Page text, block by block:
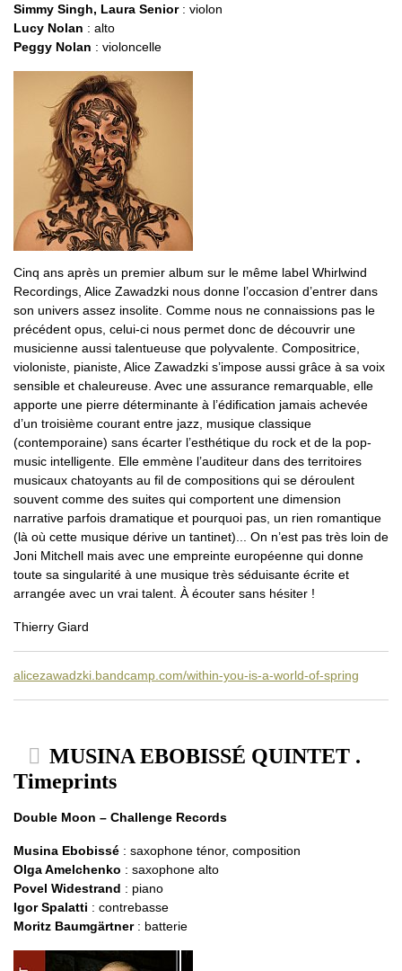
Simmy Singh, Laura Senior: violon
Lucy Nolan : alto
Peggy Nolan : violoncelle
Cinq ans après un premier album sur le même label Whirlwind
Recordings, Alice Zawadzki nous donne l’occasion d’entrer dans
son univers assez insolite. Comme nous ne connaissions pas le
précédent opus, celui-ci nous permet donc de découvrir une
musicienne aussi talentueuse que polyvalente. Compositrice,
violoniste, pianiste, Alice Zawadzki s’impose aussi grâce à sa voix
sensible et chaleureuse. Avec une assurance remarquable, elle
apporte une pierre déterminante à l’édification jamais achevée
d’un troisième courant entre jazz, musique classique
(contemporaine) sans écarter l’esthétique du rock et de la pop-
music intelligente. Elle emmène l’auditeur dans des territoires
musicaux chatoyants au fil de compositions qui se déroulent
souvent comme des suites qui comportent une dimension
narrative parfois dramatique et pourquoi pas, un rien romantique
(là où cette musique dérive un tantinet)... On n’est pas très loin de
Joni Mitchell mais avec une empreinte européenne qui donne
toute sa singularité à une musique très séduisante écrite et
arrangée avec un vrai talent. À écouter sans hésiter !
Thierry Giard
alicezawadzki.bandcamp.com/within-you-is-a-world-of-spring
MUSINA EBOBISSÉ QUINTET .
Timeprints
Double Moon – Challenge Records
Musina Ebobissé : saxophone ténor, composition
Olga Amelchenko : saxophone alto
Povel Widestrand : piano
Igor Spalatti : contrebasse
Moritz Baumgärtner: batterie